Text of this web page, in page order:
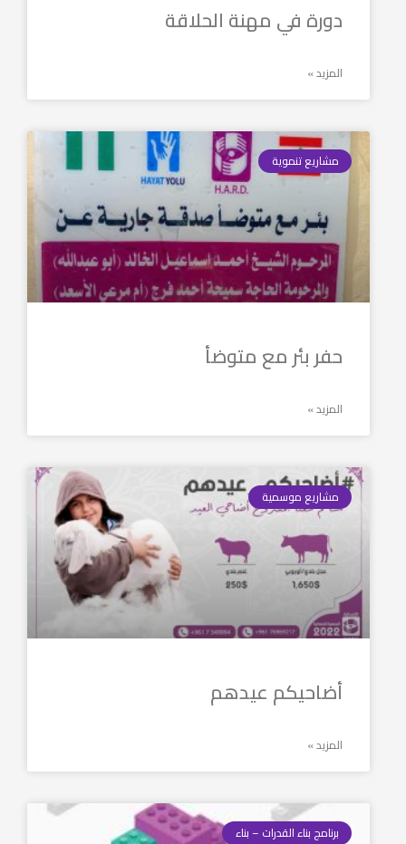
دورة في مهنة الحلاقة
المزيد »
مشاريع تنموية
حفر بئر مع متوضأ
المزيد »
مشاريع موسمية
أضاحيكم عيدهم
المزيد »
برنامج بناء القدرات – بناء